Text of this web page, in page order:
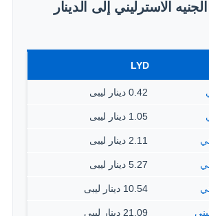
الاسترليني إلى الدينار
LYD
0.42 دينار ليبى
1.05 دينار ليبى
2.11 دينار ليبى
5.27 دينار ليبى
10.54 دينار ليبى
21.09 دينار ليبى